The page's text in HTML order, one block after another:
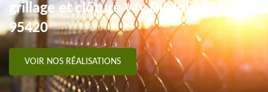
grillage et clôture Wy Dit Joli Village
95420
VOIR NOS RÉALISATIONS